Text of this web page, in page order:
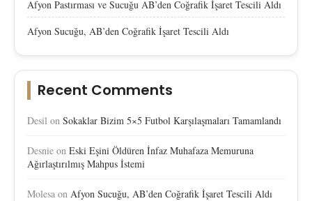
Afyon Pastırması ve Sucuğu AB’den Coğrafik İşaret Tescili Aldı
Afyon Sucuğu, AB’den Coğrafik İşaret Tescili Aldı
Recent Comments
Desil on Sokaklar Bizim 5×5 Futbol Karşılaşmaları Tamamlandı
Desnie on Eski Eşini Öldüren İnfaz Muhafaza Memuruna
Ağırlaştırılmış Mahpus İstemi
Molesa on Afyon Sucuğu, AB’den Coğrafik İşaret Tescili Aldı